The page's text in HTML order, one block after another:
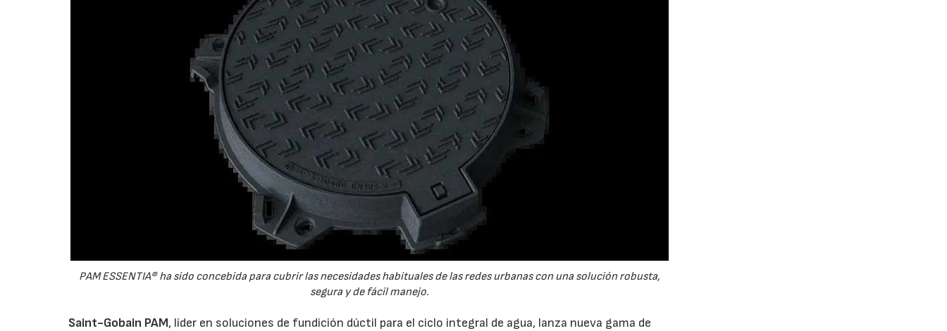
PAM ESSENTIA® ha sido concebida para cubrir las necesidades habituales de las redes urbanas con una solución robusta,
segura y de fácil manejo.
Saint-Gobain PAM, líder en soluciones de fundición dúctil para el ciclo integral de agua, lanza nueva gama de